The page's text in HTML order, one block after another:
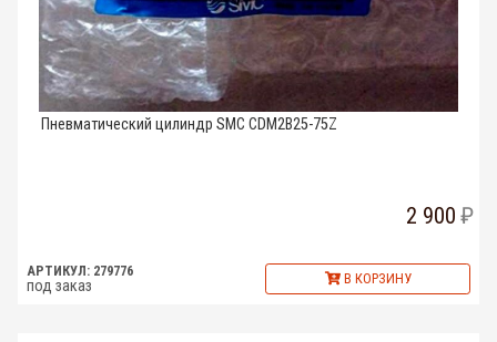
Пневматический цилиндр SMC CDM2B25-75Z
2 900
АРТИКУЛ: 279776
под заказ В КОРЗИНУ